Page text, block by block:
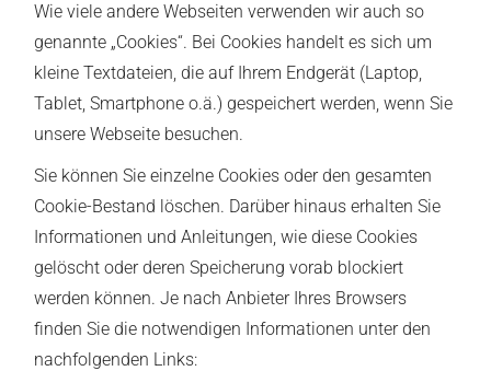
Wie viele andere Webseiten verwenden wir auch so
genannte „Cookies“. Bei Cookies handelt es sich um
kleine Textdateien, die auf Ihrem Endgerät (Laptop,
Tablet, Smartphone o.ä.) gespeichert werden, wenn Sie
unsere Webseite besuchen.
Sie können Sie einzelne Cookies oder den gesamten
Cookie-Bestand löschen. Darüber hinaus erhalten Sie
Informationen und Anleitungen, wie diese Cookies
gelöscht oder deren Speicherung vorab blockiert
werden können. Je nach Anbieter Ihres Browsers
finden Sie die notwendigen Informationen unter den
nachfolgenden Links: